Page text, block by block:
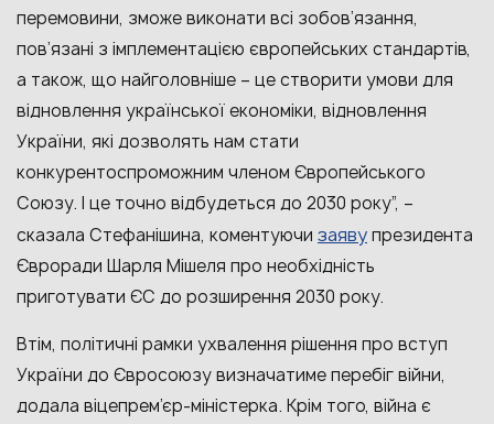
перемовини, зможе виконати всі зобов’язання,
пов’язані з імплементацією європейських стандартів,
а також, що найголовніше – це створити умови для
відновлення української економіки, відновлення
України, які дозволять нам стати
конкурентоспроможним членом Європейського
Союзу. І це точно відбудеться до 2030 року”, –
сказала Стефанішина, коментуючи заявупрезидента
Євроради Шарля Мішеля про необхідність
приготувати ЄС до розширення 2030 року.
Втім, політичні рамки ухвалення рішення про вступ
України до Євросоюзу визначатиме перебіг війни,
додала віцепрем’єр-міністерка. Крім того, війна є